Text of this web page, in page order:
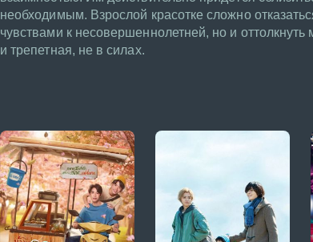
необходимым. Взрослой красотке сложно
чувствами к несовершеннолетней, но и
и трепетная, не в силах.